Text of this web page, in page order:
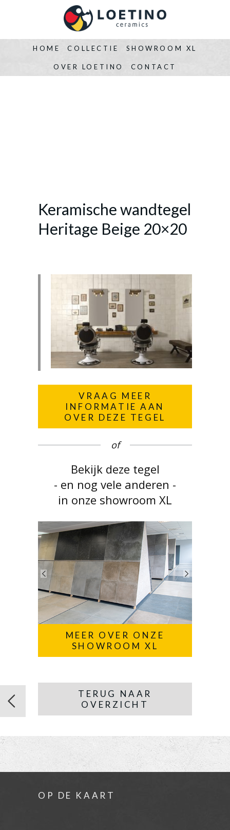
HOME COLLECTIE SHOWROOM XL
OVER LOETINO CONTACT
Keramische wandtegel
Heritage Beige 20×20
VRAAG MEER
INFORMATIE AAN
OVER DEZE TEGEL
of
Bekijk deze tegel
- en nog vele anderen -
in onze showroom XL
MEER OVER ONZE
SHOWROOM XL
TERUG NAAR
OVERZICHT
OP DE KAART